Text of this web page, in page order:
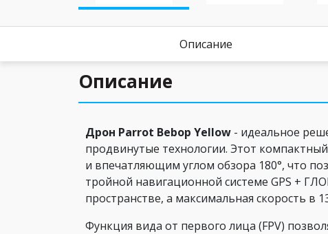
Описание
Описание
Дрон Parrot Bebop Yellow - идеальное
продвинутые технологии. Этот
и впечатляющим углом обзора 180°, что
тройной навигационной системе GPS +
пространстве, а максимальная скорость
Функция вида от первого лица (FPV)